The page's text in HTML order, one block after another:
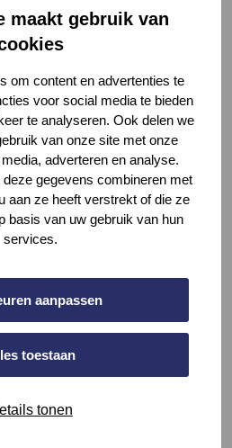
maakt gebruik van
om content en advertenties te
voor social media te bieden
te analyseren. Ook delen we
van onze site met onze
adverteren en analyse.
gegevens combineren met
aan ze heeft verstrekt of die ze
basis van uw gebruik van hun
services.
aanpassen
toestaan
tonen
het onderbouwingsdocument
vermogen’ zijn terug te vinden
methode geeft een indicatie
van een gebouw in de
doorontwikkeld op basis van
ontwikkeling is, mag deze nog
die onder de GPR
Bijvoorbeeld voor een
een berekening aan volgens
Rekenhulpmiddelen GPR
bij de bijlages bij de vraag of